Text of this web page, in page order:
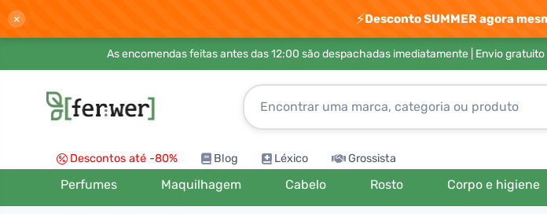
× ⚡Desconto SUMMER agora
As encomendas feitas antes das 12:00 são despachadas imediatamente | Envio
Descontos até -80% Blog Léxico Grossista
Perfumes Maquilhagem Cabelo Rosto Corpo e higiene